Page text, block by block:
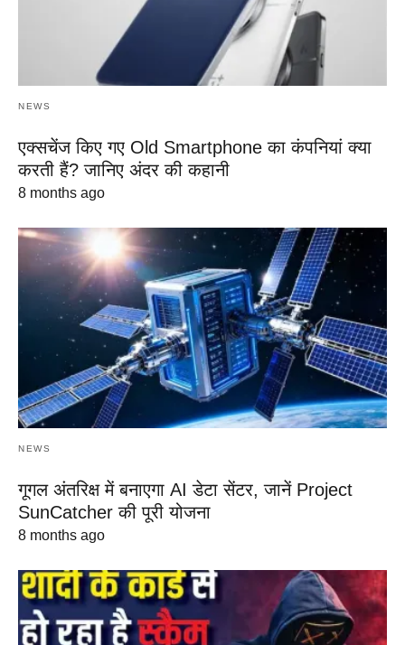
NEWS
एक्सचेंज किए गए Old Smartphone का कंपनियां क्या
करती हैं? जानिए अंदर की कहानी
8 months ago
NEWS
गूगल अंतरिक्ष में बनाएगा AI डेटा सेंटर, जानें Project
SunCatcher की पूरी योजना
8 months ago